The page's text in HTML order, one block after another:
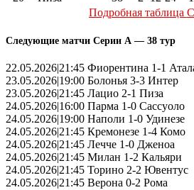
Подробная таблица
Следующие матчи Серии А — 38 тур
22.05.2026|21:45 Фиорентина 1-1
23.05.2026|19:00 Болонья 3-3 Интер
23.05.2026|21:45 Лацио 2-1 Пиза
24.05.2026|16:00 Парма 1-0 Сассуоло
24.05.2026|19:00 Наполи 1-0 Удинезе
24.05.2026|21:45 Кремонезе 1-4 Комо
24.05.2026|21:45 Лечче 1-0 Дженоа
24.05.2026|21:45 Милан 1-2 Кальяри
24.05.2026|21:45 Торино 2-2 Ювентус
24.05.2026|21:45 Верона 0-2 Рома